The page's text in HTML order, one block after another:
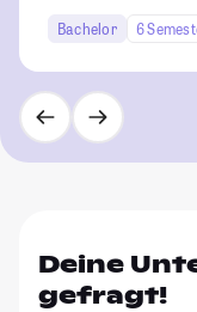
Bachelor 6
Deine
gefragt!